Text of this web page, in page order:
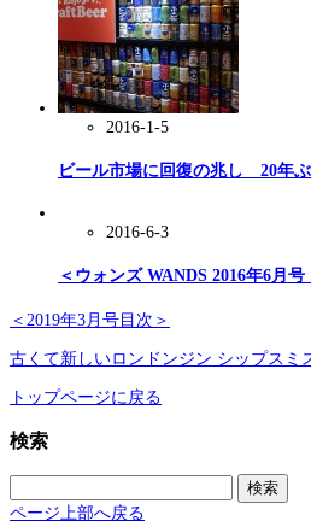
2016-1-5
ビール市場に回復の兆し 20年
2016-6-3
＜ウォンズ WANDS 2016年6月
＜2019年3月号目次＞
古くて新しいロンドンジン シップスミ
トップページに戻る
検索
索:
ページ上部へ戻る